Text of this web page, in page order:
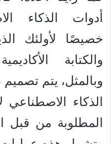
أدوات الذكاء
خصيصًا لأولئك
والكتابة
وبالمثل، يتم
الذكاء الاصطناعي
المطلوبة من قبل